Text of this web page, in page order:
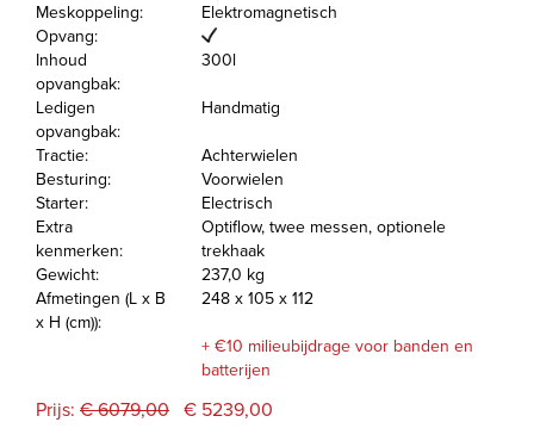
Meskoppeling:
Elektromagnetisch
Opvang:
Inhoud
opvangbak:
300l
Ledigen
opvangbak:
Handmatig
Tractie:
Achterwielen
Besturing:
Voorwielen
Starter:
Electrisch
Extra
kenmerken:
Optiflow, twee messen, optionele
trekhaak
Gewicht:
237,0 kg
Afmetingen (L x B
x H (cm)):
248 x 105 x 112
+ €10 milieubijdrage voor banden en
batterijen
Prijs: € 6079,00 € 5239,00